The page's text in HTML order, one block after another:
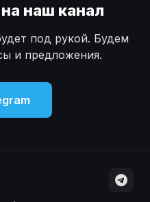
наш канал
под рукой. Будем
и предложения.